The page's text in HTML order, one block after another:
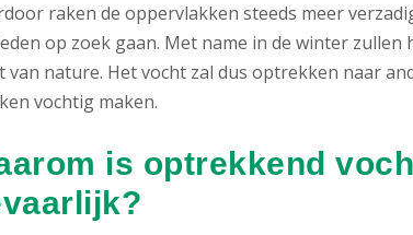
raken de oppervlakken steeds meer
op zoek gaan. Met name in de winter
van nature. Het vocht zal dus optrekken naar
vochtig maken.
is optrekkend